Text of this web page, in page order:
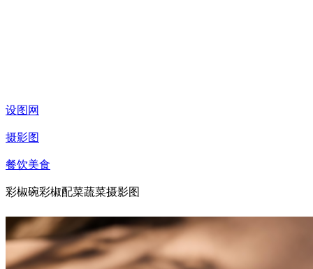
设图网
摄影图
餐饮美食
彩椒碗彩椒配菜蔬菜摄影图